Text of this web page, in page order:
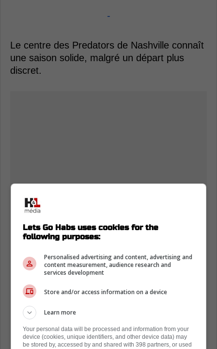
-
Le centre des Predators de Nashville connaît
une saison solide, malgré un départ plus
discret.
Lets Go Habs uses cookies for the
following purposes:
Personalised advertising and content, advertising and
content measurement, audience research and
services development
Store and/or access information on a device
Learn more
Your personal data will be processed and information from your
device (cookies, unique identifiers, and other device data) may
be stored by, accessed by and shared with 398 partners, or used